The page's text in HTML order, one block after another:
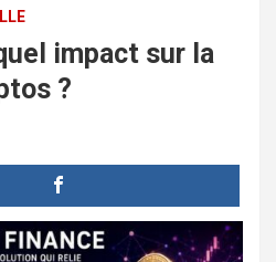
impact sur la
?